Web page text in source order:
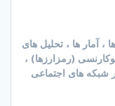
، آمار ها ، تحلیل های
(رمزارزها) ،
شبکه های اجتماعی